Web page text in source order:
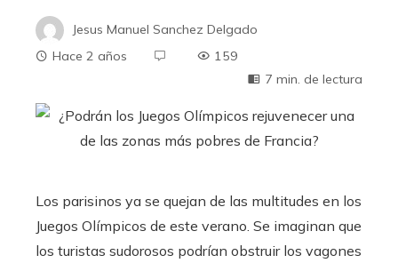
Jesus Manuel Sanchez Delgado
Hace 2 años
159
7 min. de lectura
Los parisinos ya se quejan de las multitudes en los
Juegos Olímpicos de este verano. Se imaginan que
los turistas sudorosos podrían obstruir los vagones